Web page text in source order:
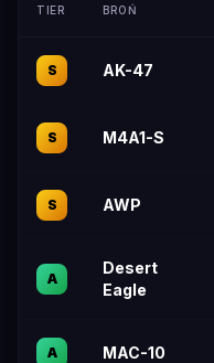
TIER BROŃ
S AK-47
S M4A1-S
S AWP
A
Desert
Eagle
A MAC-10